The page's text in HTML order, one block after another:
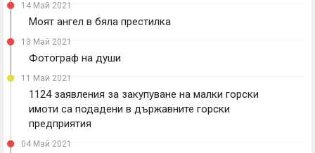
14 Май 2021
Моят ангел в бяла престилка
13 Май 2021
Фотограф на души
11 Май 2021
1124 заявления за закупуване на малки горски
имоти са подадени в държавните горски
предприятия
04 Май 2021